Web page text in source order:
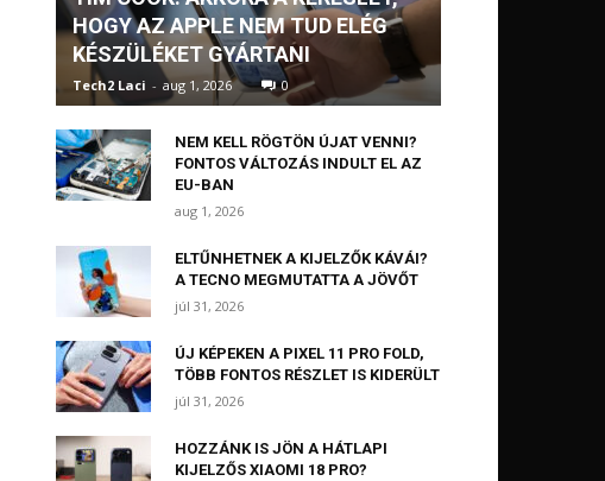
HOGY AZ APPLE NEM TUD ELÉG
KÉSZÜLÉKET GYÁRTANI
Tech2 Laci - aug 1, 2026 0
NEM KELL RÖGTÖN ÚJAT VENNI?
FONTOS VÁLTOZÁS INDULT EL AZ
EU-BAN
aug 1, 2026
ELTŰNHETNEK A KIJELZŐK KÁVÁI?
A TECNO MEGMUTATTA A JÖVŐT
júl 31, 2026
ÚJ KÉPEKEN A PIXEL 11 PRO FOLD,
TÖBB FONTOS RÉSZLET IS KIDERÜLT
júl 31, 2026
HOZZÁNK IS JÖN A HÁTLAPI
KIJELZŐS XIAOMI 18 PRO?